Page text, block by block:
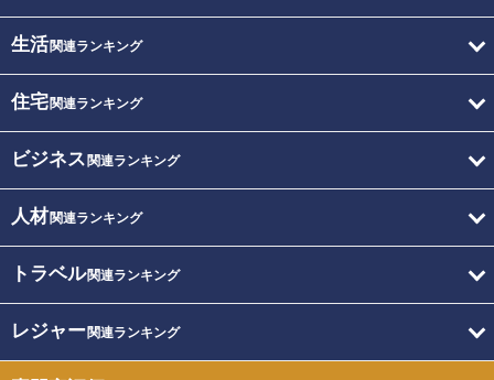
生活関連ランキング
住宅関連ランキング
ビジネス 関連ランキング
人材関連ランキング
トラベル関連ランキング
レジャー関連ランキング